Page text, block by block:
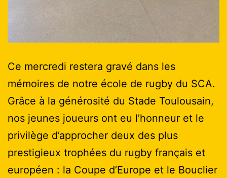
Ce mercredi restera gravé dans les
mémoires de notre école de rugby du SCA.
Grâce à la générosité du Stade Toulousain,
nos jeunes joueurs ont eu l’honneur et le
privilège d’approcher deux des plus
prestigieux trophées du rugby français et
européen : la Coupe d’Europe et le Bouclier